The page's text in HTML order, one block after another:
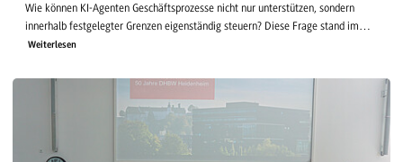
Wie können KI-Agenten Geschäftsprozesse nicht nur unterstützen, sondern
innerhalb festgelegter Grenzen eigenständig steuern? Diese Frage stand im…
Weiterlesen